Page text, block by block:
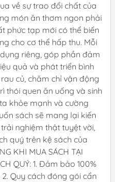
về sự trao đổi chất của
món ăn thơm ngon phải
phức tạp mới có thể biến
cho cơ thể hấp thu. Mỗi
riêng, góp phần đảm
quả và phát triển bình
củ, chăm chỉ vận động
thói quen ăn uống và sinh
khỏe mạnh và cường
sách sẽ mang lại kiến
nghiệm thật tuyệt vời,
quý trên kệ sách của
KHI MUA SÁCH TẠI
QUÝ: 1. Đảm bảo 100%
Quy cách đóng gói cẩn